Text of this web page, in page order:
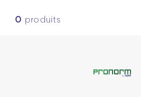
0 produits